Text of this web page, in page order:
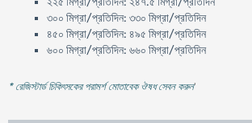
৩০০ মিগ্রা/প্রতিদিন: ৩৩০ মিগ্রা/প্রতিদিন
৪৫০ মিগ্রা/প্রতিদিন: ৪৯৫ মিগ্রা/প্রতিদিন
৬০০ মিগ্রা/প্রতিদিন: ৬৬০ মিগ্রা/প্রতিদিন
* রেজিস্টার্ড চিকিৎসকের পরামর্শ মোতাবেক ঔষধ সেবন করুন'